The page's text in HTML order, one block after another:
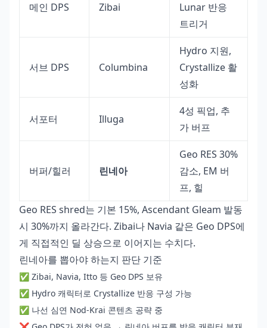
메인 DPS Zibai
Lunar 반응
트리거
서브 DPS Columbina
Hydro 지원,
Crystallize 활
성화
서포터 Illuga
4성 픽업, 추
가 버프
버퍼/힐러 린네아
Geo RES 30%
감소, EM 버
프, 힐
Geo RES shred는 기본 15%, Ascendant Gleam 발동
시 30%까지 올라간다. Zibai나 Navia 같은 Geo DPS에
게 직접적인 딜 상승으로 이어지는 수치다.
린네아를 뽑아야 하는지 판단 기준
✅ Zibai, Navia, Itto 등 Geo DPS 보유
✅ Hydro 캐릭터로 Crystallize 반응 구성 가능
✅ 나선 심연 Nod-Krai 콘텐츠 공략 중